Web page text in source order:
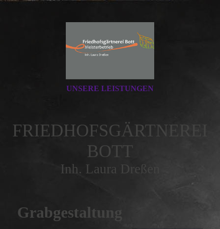
UNSERE LEISTUNGEN
FRIEDHOFSGÄRTNEREI
BOTT
Inh. Laura Dreßen
Grabgestaltung